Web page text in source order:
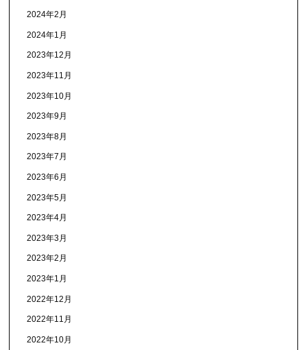
2024年2月
2024年1月
2023年12月
2023年11月
2023年10月
2023年9月
2023年8月
2023年7月
2023年6月
2023年5月
2023年4月
2023年3月
2023年2月
2023年1月
2022年12月
2022年11月
2022年10月